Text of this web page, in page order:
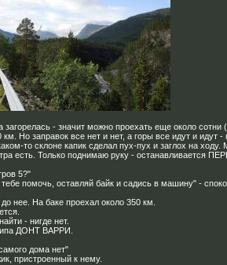
- значит можно проехать еще около сотни
Но заправок все нет и нет, а горы все идут и идут
то склоне капик сделал пух-пух и заглох на
есть. Только поднимаю руку -
5?"
помочь, оставляй байк и садись в машину" -
нее. На баке проехал около 350 км.
- нигде нет.
ДОНТ ВАРРИ.
дома нет"
пристроенный к нему.